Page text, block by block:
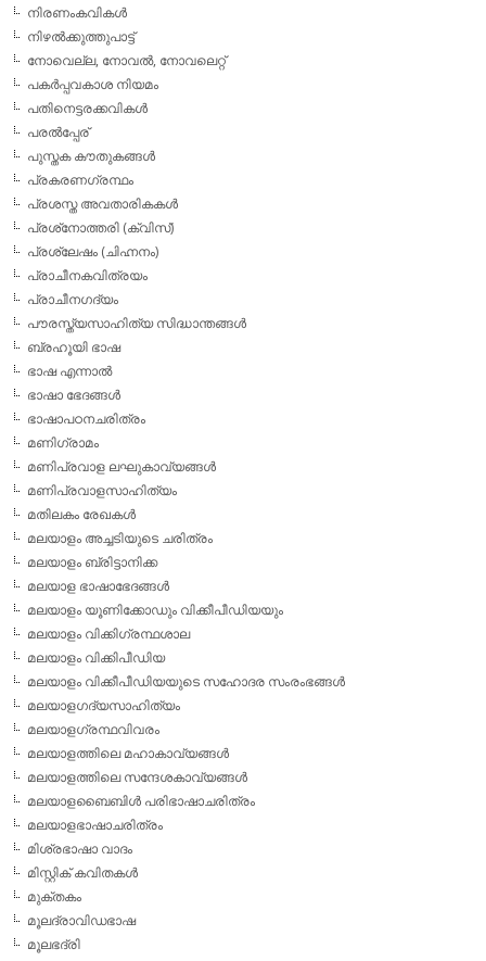
നിരണംകവികള്‍
നിഴല്‍ക്കുത്തുപാട്ട്
നോവെല്ല, നോവല്‍, നോവലെറ്റ്
പകര്‍പ്പവകാശ നിയമം
പതിനെട്ടരക്കവികള്‍
പരല്‍പ്പേര്
പുസ്തക കൗതുകങ്ങള്‍
പ്രകരണഗ്രന്ഥം
പ്രശസ്ത അവതാരികകള്‍
പ്രശ്‌നോത്തരി (ക്വിസ്)
പ്രശ്ലേഷം (ചിഹ്നനം)
പ്രാചീനകവിത്രയം
പ്രാചീനഗദ്യം
പൗരസ്ത്യസാഹിത്യ സിദ്ധാന്തങ്ങള്‍
ബ്രഹൂയി ഭാഷ
ഭാഷ എന്നാല്‍
ഭാഷാ ഭേദങ്ങള്‍
ഭാഷാപഠനചരിത്രം
മണിഗ്രാമം
മണിപ്രവാള ലഘുകാവ്യങ്ങള്‍
മണിപ്രവാളസാഹിത്യം
മതിലകം രേഖകള്‍
മലയാളം അച്ചടിയുടെ ചരിത്രം
മലയാളം ബ്രിട്ടാനിക്ക
മലയാള ഭാഷാഭേദങ്ങള്‍
മലയാളം യൂണിക്കോഡും വിക്കീപീഡിയയും
മലയാളം വിക്കിഗ്രന്ഥശാല
മലയാളം വിക്കിപീഡിയ
മലയാളം വിക്കീപീഡിയയുടെ സഹോദര സംരംഭങ്ങള്‍
മലയാളഗദ്യസാഹിത്യം
മലയാളഗ്രന്ഥവിവരം
മലയാളത്തിലെ മഹാകാവ്യങ്ങള്‍
മലയാളത്തിലെ സന്ദേശകാവ്യങ്ങള്‍
മലയാളബൈബിള്‍ പരിഭാഷാചരിത്രം
മലയാളഭാഷാചരിത്രം
മിശ്രഭാഷാ വാദം
മിസ്റ്റിക് കവിതകള്‍
മുക്തകം
മൂലദ്രാവിഡഭാഷ
മൂലഭദ്രി